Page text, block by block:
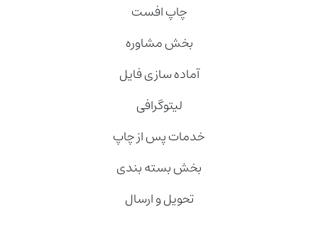
چاپ افست
بخش مشاوره
آماده سازی فایل
لیتوگرافی
خدمات پس از چاپ
بخش بسته بندی
تحویل و ارسال